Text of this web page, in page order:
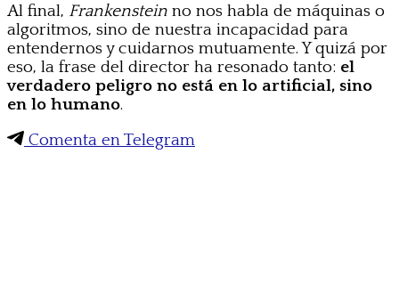
Al final, Frankenstein no nos habla de máquinas o
algoritmos, sino de nuestra incapacidad para
entendernos y cuidarnos mutuamente. Y quizá por
eso, la frase del director ha resonado tanto: el
verdadero peligro no está en lo artificial, sino
en lo humano.
Comenta en Telegram